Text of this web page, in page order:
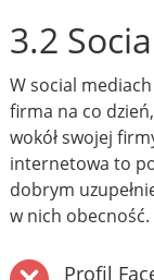
3.2
W social
firma na co
wokół swojej
internetowa to
dobrym
w nich obecność.
Profil